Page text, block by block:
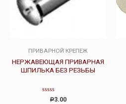
ПРИВАРНОЙ КРЕПЕЖ
НЕРЖАВЕЮЩАЯ ПРИВАРНАЯ
ШПИЛЬКА БЕЗ РЕЗЬБЫ
Оценка
Р3.00